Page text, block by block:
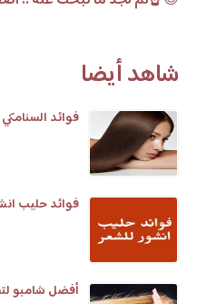
شاهد أيضا
فوائد
فوائد حليب
أفضل شامبو